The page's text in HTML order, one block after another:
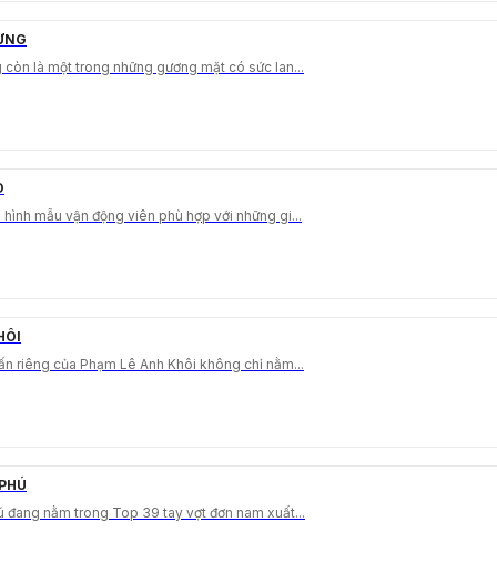
còn là một trong những gương mặt có sức lan...
mẫu vận động viên phù hợp với những gi...
riêng của Phạm Lê Anh Khôi không chỉ nằm...
đang nằm trong Top 39 tay vợt đơn nam xuất...